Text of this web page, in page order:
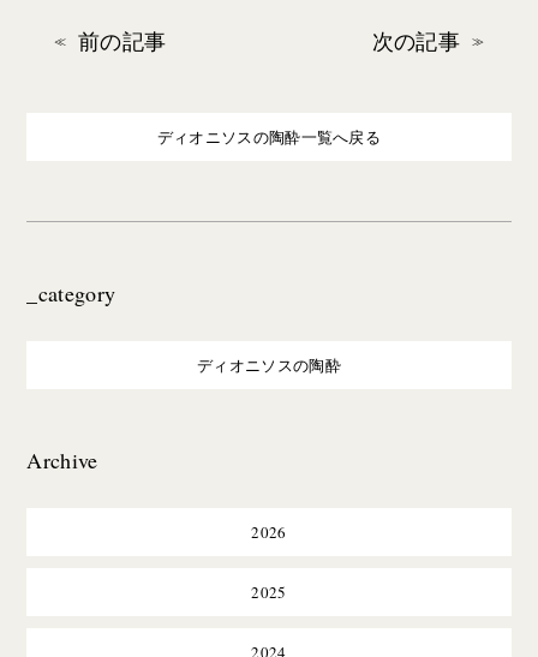
前の記事 次の記事
ディオニソスの陶酔一覧へ戻る
_category
ディオニソスの陶酔
Archive
2026
2025
2024